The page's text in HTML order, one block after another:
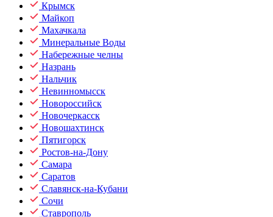
Крымск
Майкоп
Махачкала
Минеральные Воды
Набережные челны
Назрань
Нальчик
Невинномысск
Новороссийск
Новочеркасск
Новошахтинск
Пятигорск
Ростов-на-Дону
Самара
Саратов
Славянск-на-Кубани
Сочи
Ставрополь